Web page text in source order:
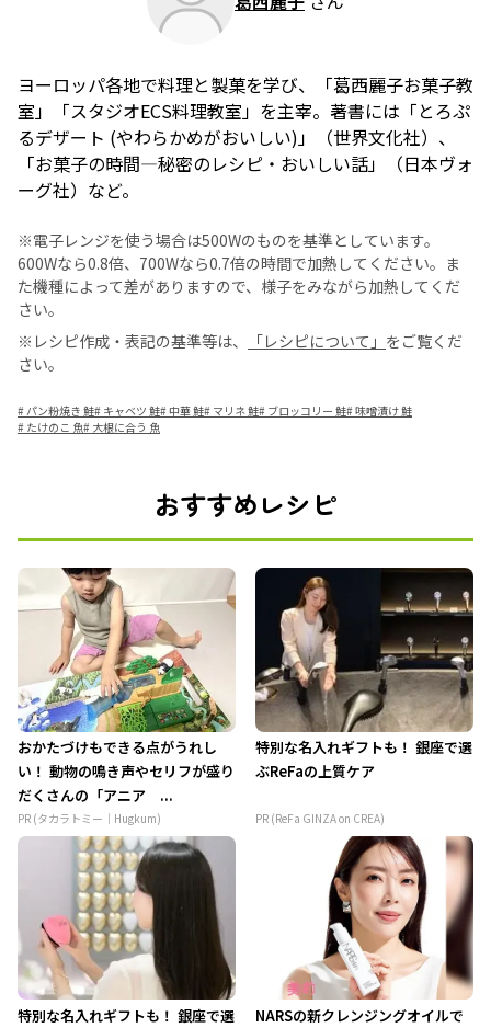
ヨーロッパ各地で料理と製菓を学び、「葛西麗子お菓子教
室」「スタジオECS料理教室」を主宰。著書には「とろぷ
るデザート (やわらかめがおいしい)」（世界文化社）、
「お菓子の時間―秘密のレシピ・おいしい話」（日本ヴォ
ーグ社）など。
※電子レンジを使う場合は500Wのものを基準としています。
600Wなら0.8倍、700Wなら0.7倍の時間で加熱してください。ま
た機種によって差がありますので、様子をみながら加熱してくだ
さい。
※レシピ作成・表記の基準等は、
「レシピについて」 をご覧くだ
さい。
#パン粉焼き 鮭# キャベツ 鮭#中華 鮭# マリネ 鮭# ブロッコリー 鮭#味噌漬け 鮭
# たけのこ 魚# 大根に合う 魚
おすすめレシピ
おかたづけもできる点がうれし
い！ 動物の鳴き声やセリフが盛り
だくさんの「アニア ...
PR (タカラトミー｜Hugkum)
特別な名入れギフトも！ 銀座で選
ぶReFaの上質ケア
PR (ReFa GINZA on CREA)
特別な名入れギフトも！ 銀座で選
NARSの新クレンジングオイルで